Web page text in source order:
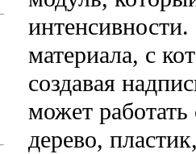
материала, с
создавая
может
дерево,